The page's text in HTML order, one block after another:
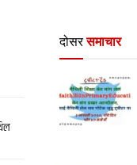
दोसर समाचार